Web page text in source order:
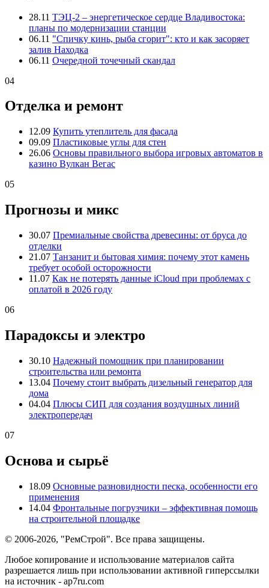
28.11 ТЭЦ-2 – энергетическое сердце Владивостока:
планы по модернизации станции
06.11 "Спичку кинь, рыба сгорит": кто и как засоряет
залив Находка
06.11 Очередной точечный скандал
04
Отделка и ремонт
12.09 Купить утеплитель для фасада
09.09 Пластиковые углы для стен
26.06 Основы правильного выбора игровых автоматов в
казино Вулкан Вегас
05
Прогнозы и микс
30.07 Премиальные свойства древесины: от бруса до
отделки
21.07 Танзанит и бытовая химия: почему этот камень
требует особой осторожности
11.07 Как не потерять данные iCloud при проблемах с
оплатой в 2026 году
06
Парадоксы и электро
30.10 Надежный помощник при планировании
строительства или ремонта
13.04 Почему стоит выбрать дизельный генератор для
дома
04.04 Плюсы СИП для создания воздушных линий
электропередач
07
Основа и сырьё
18.09 Основные разновидности песка, особенности его
применения
14.04 Фронтальные погрузчики – эффективная помощь
на строительной площадке
© 2006-2026, "РемСтрой". Все права защищены.
Любое копирование и использование материалов сайта
разрешается лишь при использовании активной гиперссылки
на источник - ap7ru.com